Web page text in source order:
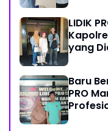
LIDIK
yang
Baru
PRO